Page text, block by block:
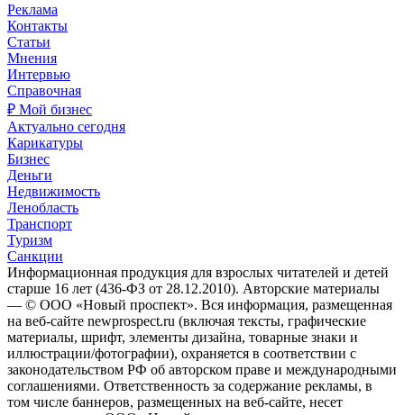
Реклама
Контакты
Статьи
Мнения
Интервью
Справочная
₽ Мой бизнес
Актуально сегодня
Карикатуры
Бизнес
Деньги
Недвижимость
Ленобласть
Транспорт
Туризм
Санкции
Информационная продукция для взрослых читателей и детей
старше 16 лет (436-ФЗ от 28.12.2010). Авторские материалы
— © ООО «Новый проспект». Вся информация, размещенная
на веб-сайте newprospect.ru (включая тексты, графические
материалы, шрифт, элементы дизайна, товарные знаки и
иллюстрации/фотографии), охраняется в соответствии с
законодательством РФ об авторском праве и международными
соглашениями. Ответственность за содержание рекламы, в
том числе баннеров, размещенных на веб-сайте, несет